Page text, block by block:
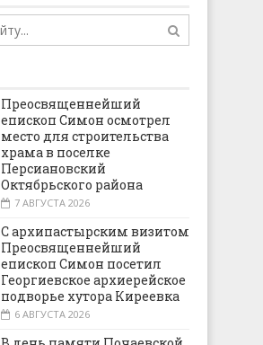
Преосвященнейший
епископ Симон осмотрел
место для строительства
храма в поселке
Персиановский
Октябрьского района
7 АВГУСТА 2026
С архипастырским визитом
Преосвященнейший
епископ Симон посетил
Георгиевское архиерейское
подворье хутора Киреевка
6 АВГУСТА 2026